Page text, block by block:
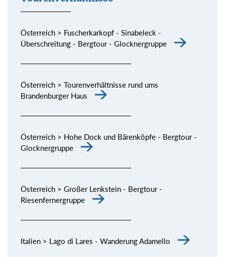
Österreich > Fuscherkarkopf - Sinabeleck -
Überschreitung - Bergtour - Glocknergruppe
Österreich > Tourenverhältnisse rund ums
Brandenburger Haus
Österreich > Hohe Dock und Bärenköpfe - Bergtour -
Glocknergruppe
Österreich > Großer Lenkstein - Bergtour -
Riesenfernergruppe
Italien > Lago di Lares - Wanderung Adamello